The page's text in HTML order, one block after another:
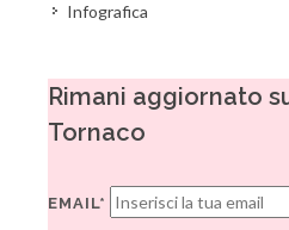
Infografica
Rimani aggiornato
Tornaco
EMAIL*